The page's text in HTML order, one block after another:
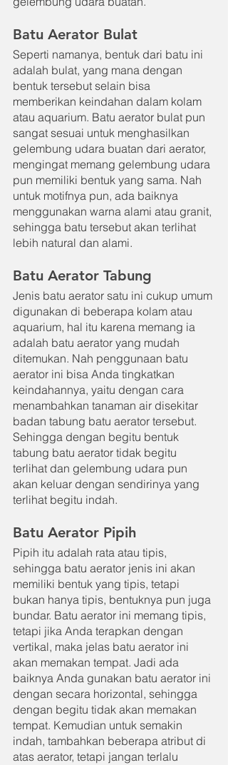
Batu Aerator Bulat
Seperti namanya, bentuk dari batu ini
adalah bulat, yang mana dengan
bentuk tersebut selain bisa
memberikan keindahan dalam kolam
atau aquarium. Batu aerator bulat pun
sangat sesuai untuk menghasilkan
gelembung udara buatan dari aerator,
mengingat memang gelembung udara
pun memiliki bentuk yang sama. Nah
untuk motifnya pun, ada baiknya
menggunakan warna alami atau granit,
sehingga batu tersebut akan terlihat
lebih natural dan alami.
Batu Aerator Tabung
Jenis batu aerator satu ini cukup umum
digunakan di beberapa kolam atau
aquarium, hal itu karena memang ia
adalah batu aerator yang mudah
ditemukan. Nah penggunaan batu
aerator ini bisa Anda tingkatkan
keindahannya, yaitu dengan cara
menambahkan tanaman air disekitar
badan tabung batu aerator tersebut.
Sehingga dengan begitu bentuk
tabung batu aerator tidak begitu
terlihat dan gelembung udara pun
akan keluar dengan sendirinya yang
terlihat begitu indah.
Batu Aerator Pipih
Pipih itu adalah rata atau tipis,
sehingga batu aerator jenis ini akan
memiliki bentuk yang tipis, tetapi
bukan hanya tipis, bentuknya pun juga
bundar. Batu aerator ini memang tipis,
tetapi jika Anda terapkan dengan
vertikal, maka jelas batu aerator ini
akan memakan tempat. Jadi ada
baiknya Anda gunakan batu aerator ini
dengan secara horizontal, sehingga
dengan begitu tidak akan memakan
tempat. Kemudian untuk semakin
indah, tambahkan beberapa atribut di
atas aerator, tetapi jangan terlalu